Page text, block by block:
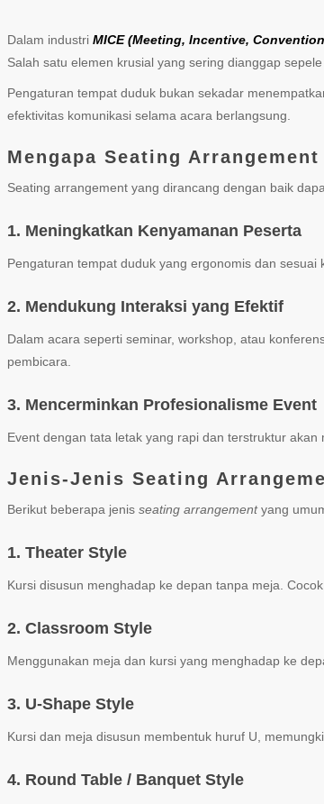
Dalam industri MICE (Meeting, Incentive,
Salah satu elemen krusial yang sering dianggap
Pengaturan tempat duduk bukan sekadar
efektivitas komunikasi selama acara berlangsung.
Mengapa Seating
Seating arrangement yang dirancang dengan baik
1. Meningkatkan Kenyamanan Peserta
Pengaturan tempat duduk yang ergonomis dan
2. Mendukung Interaksi yang Efektif
Dalam acara seperti seminar, workshop, atau
pembicara.
3. Mencerminkan Profesionalisme Event
Event dengan tata letak yang rapi dan terstruktur
Jenis-Jenis Seating
Berikut beberapa jenis seating arrangementyang
1. Theater Style
Kursi disusun menghadap ke depan tanpa meja.
2. Classroom Style
Menggunakan meja dan kursi yang menghadap ke
3. U-Shape Style
Kursi dan meja disusun membentuk huruf U,
4. Round Table / Banquet Style